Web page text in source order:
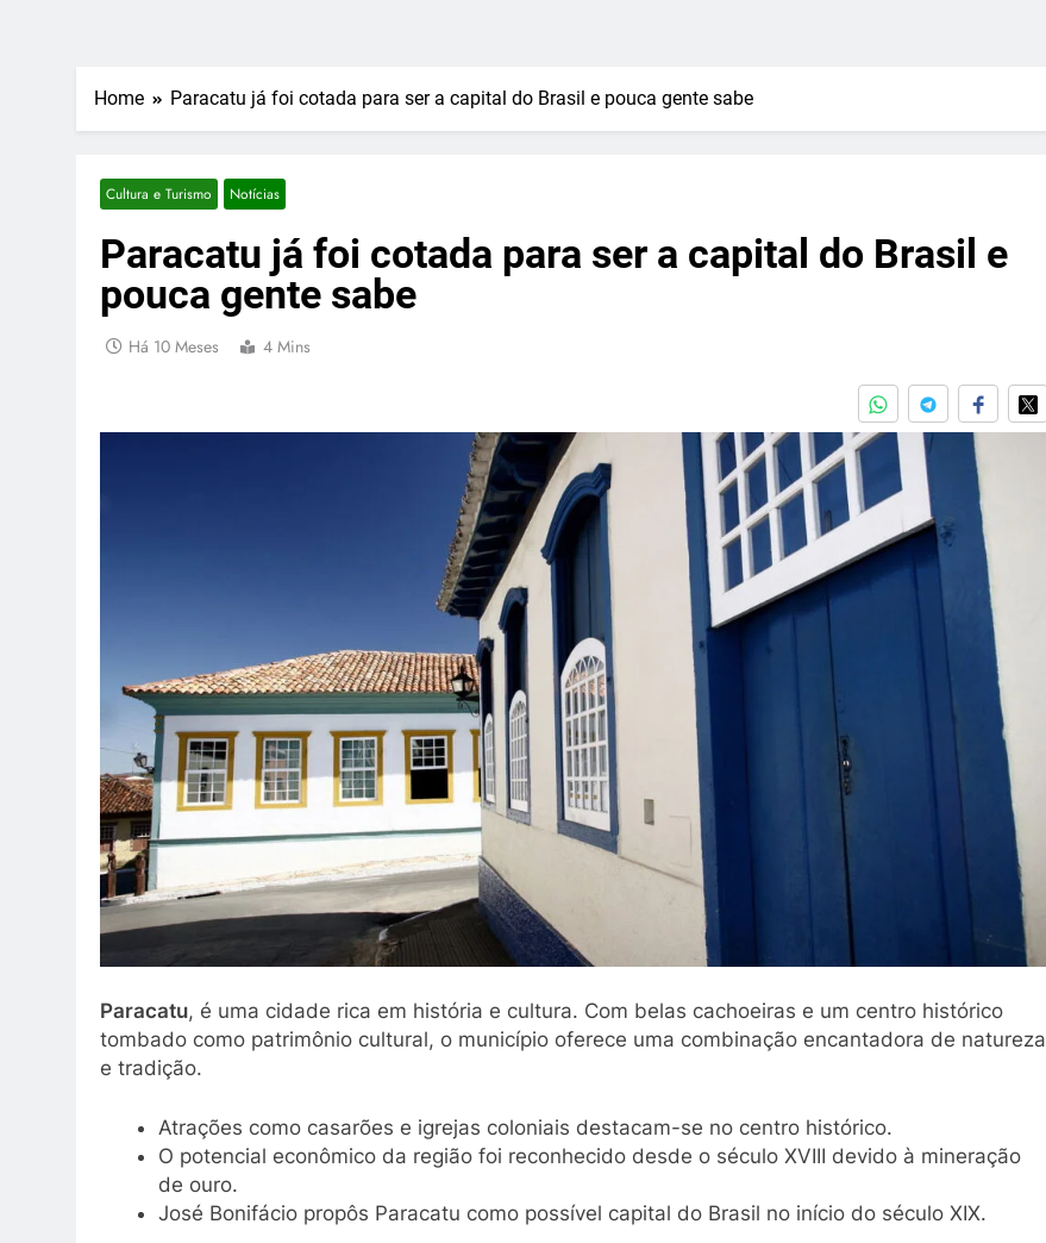
Home Paracatu já foi cotada para ser a capital do Brasil e pouca gente sabe
Cultura e Turismo Notícias
Paracatu já foi cotada para ser a capital do Brasil e
pouca gente sabe
Há 10 Meses 4 Mins
Paracatu, é uma cidade rica em história e cultura. Com belas cachoeiras e um centro histórico
tombado como patrimônio cultural, o município oferece uma combinação encantadora de natureza
e tradição.
Atrações como casarões e igrejas coloniais destacam-se no centro histórico.
O potencial econômico da região foi reconhecido desde o século XVIII devido à mineração
de ouro.
José Bonifácio propôs Paracatu como possível capital do Brasil no início do século XIX.